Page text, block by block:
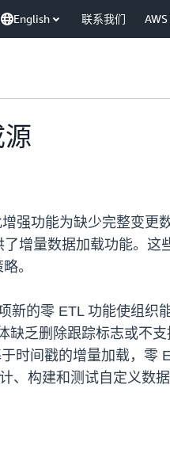
English 联系我们
强功能为缺少完整变更
增量数据加载功能。这
。
新的零 ETL 功能使组织
缺乏删除跟踪标志或不
时间戳的增量加载，零
构建和测试自定义数据